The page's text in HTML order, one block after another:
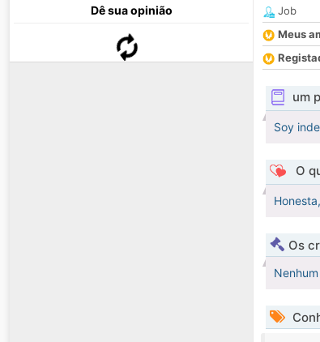
Dê sua opinião
Job
Meus
um
Soy
O
Os